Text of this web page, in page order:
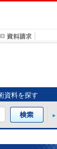
資料を探す